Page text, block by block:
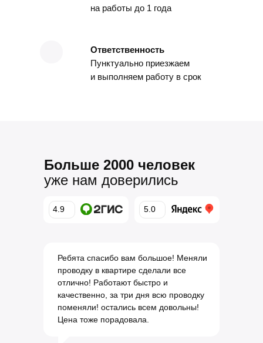
на работы до 1 года
Ответственность
Пунктуально приезжаем
и выполняем работу в срок
Больше 2000 человек
уже нам доверились
Ребята спасибо вам большое! Меняли
проводку в квартире сделали все
отлично! Работают быстро и
качественно, за три дня всю проводку
поменяли! остались всем довольны!
Цена тоже порадовала.
5.0
4.9